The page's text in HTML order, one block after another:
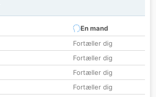
En mand
Fortæller dig
Fortæller dig
Fortæller dig
Fortæller dig